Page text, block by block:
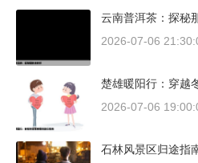
云南普洱茶：探秘
2026-07-06
楚雄暖阳行：穿越
2026-07-06
石林风景区归途指